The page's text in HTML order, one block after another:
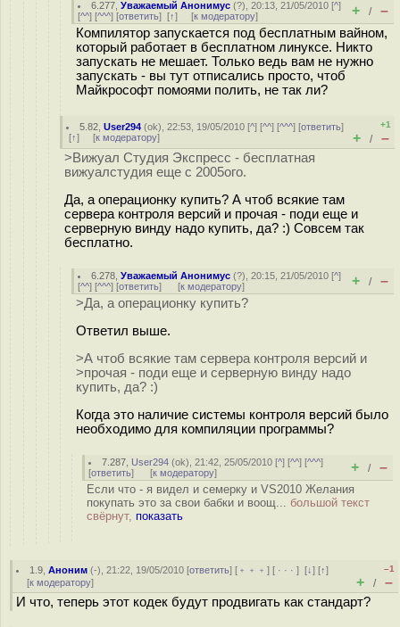
6.277 ,Уважаемый Анонимус (?), 20:13, 21/05/2010 [^]
[^^] [^^^] [ответить] [↑] [к модератору] + / –
Компилятор запускается под бесплатным вайном,
который работает в бесплатном линуксе. Никто
запускать не мешает. Только ведь вам не нужно
запускать - вы тут отписались просто, чтоб
Майкрософт помоями полить, не так ли?
5.82 ,User294 (ok), 22:53, 19/05/2010 [^] [^^] [^^^] [ответить]
[↑] [к модератору]
+1
+ / –
>Вижуал Студия Экспресс - бесплатная
вижуалстудия еще с 2005ого.
Да, а операционку купить? А чтоб всякие там
сервера контроля версий и прочая - поди еще и
серверную винду надо купить, да? :) Совсем так
бесплатно.
6.278 ,Уважаемый Анонимус (?), 20:15, 21/05/2010 [^]
[^^] [^^^] [ответить] [к модератору] + / –
>Да, а операционку купить?
Ответил выше.
>А чтоб всякие там сервера контроля версий и
>прочая - поди еще и серверную винду надо
купить, да? :)
Когда это наличие системы контроля версий было
необходимо для компиляции программы?
7.287 User294 (ok), 21:42, 25/05/2010 [^] [^^] [^^^]
[ответить] [к модератору] + / –
Если что - я видел и семерку и VS2010 Желания
покупать это за свои бабки и воощ... большой текст
свёрнут, показать
1.9 ,Аноним (-), 21:22, 19/05/2010 [ответить] [ ﹢﹢﹢] [ · · ·][↓] [↑]
[к модератору]
–1
+ / –
И что, теперь этот кодек будут продвигать как стандарт?